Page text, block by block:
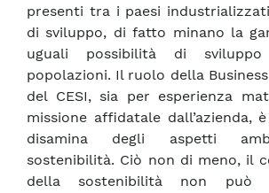
presenti tra i paesi
di sviluppo, di fatto minano la
uguali possibilità di
popolazioni. Il ruolo della
del CESI, sia per esperienza
missione affidatale dall’azienda,
disamina degli aspetti
sostenibilità. Ciò non di meno, il
della sostenibilità non può